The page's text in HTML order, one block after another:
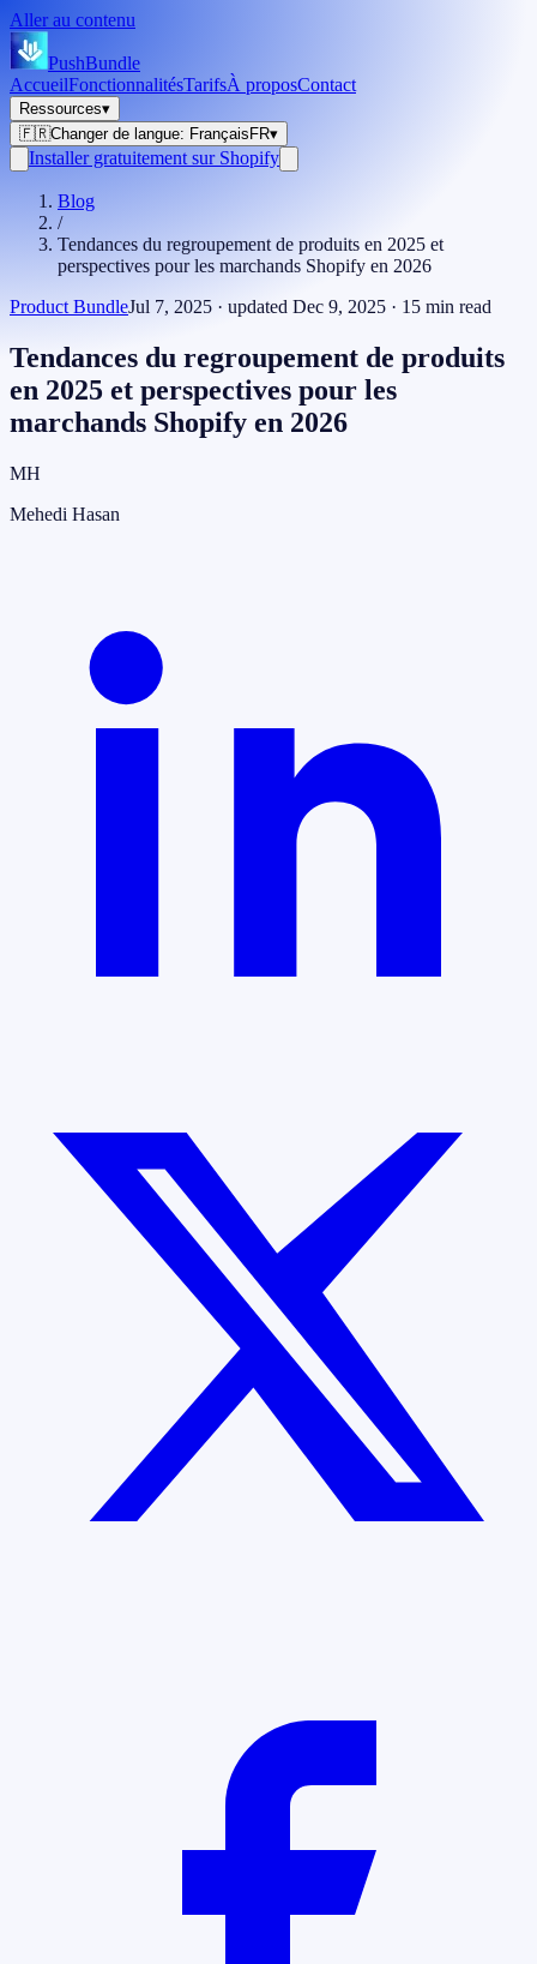
Aller au contenu
PushBundle
AccueilFonctionnalitésTarifsÀ proposContact
Ressources▾
🇫🇷Changer de langue: Français FR▾
Installer gratuitement sur Shopify
Blog
/
Tendances du regroupement de produits en 2025 et
perspectives pour les marchands Shopify en 2026
Product BundleJul 7, 2025 · updated Dec 9, 2025 · 15 min read
Tendances du regroupement de produits
en 2025 et perspectives pour les
marchands Shopify en 2026
MH
Mehedi Hasan